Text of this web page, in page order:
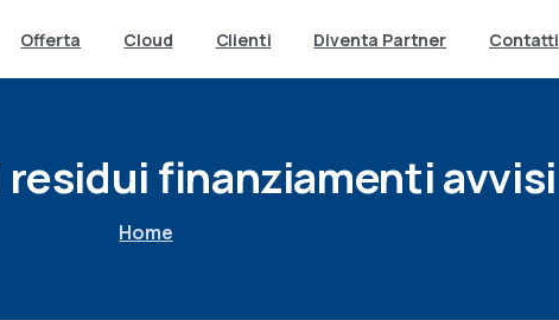
Offerta Cloud Clienti Diventa Partner Contatti
residui finanziamentiavvisi
Home